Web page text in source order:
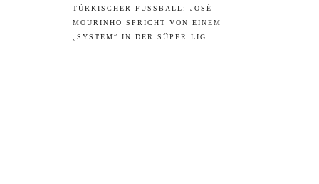
TÜRKISCHER FUSSBALL: JOSÉ M
OURINHO SPRICHT VON EINEM „
SYSTEM“ IN DER SÜPER LIG